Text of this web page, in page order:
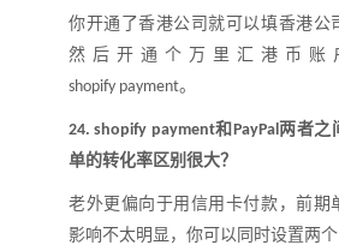
你开通了香港公司就可以填香港公
然后开通个万里汇港币账
shopify payment。
24.shopify payment和 PayPal两者之
单的转化率区别很大？
老外更偏向于用信用卡付款，前期
影响不太明显，你可以同时设置两